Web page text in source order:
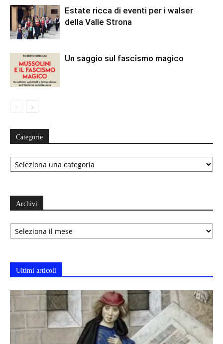
Estate ricca di eventi per i walser
della Valle Strona
Un saggio sul fascismo magico
Categorie
Categorie
Archivi
Archivi
Ultimi articoli